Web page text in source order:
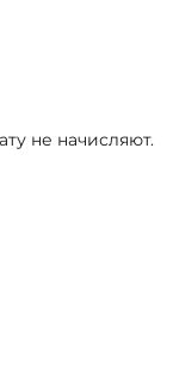
не начисляют.